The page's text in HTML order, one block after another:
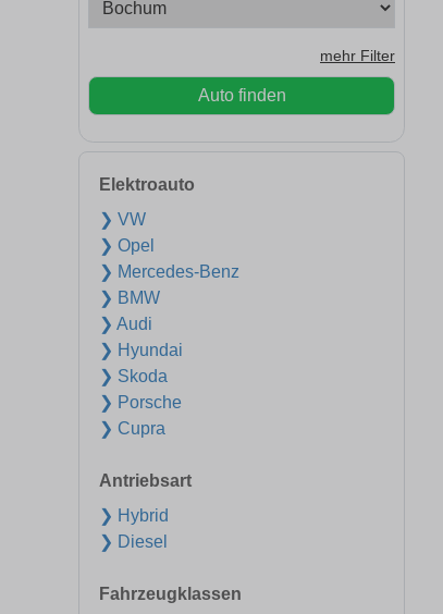
mehr Filter
Auto finden
Elektroauto
❯ VW
❯ Opel
❯ Mercedes-Benz
❯ BMW
❯ Audi
❯ Hyundai
❯ Skoda
❯ Porsche
❯ Cupra
Antriebsart
❯ Hybrid
❯ Diesel
Fahrzeugklassen